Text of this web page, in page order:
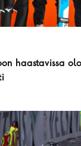
haastavissa